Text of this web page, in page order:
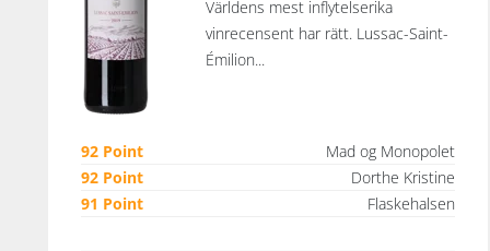
Världens mest inflytelserika
vinrecensent har rätt. Lussac-Saint-
Émilion...
92 Point
Mad og Monopolet
92 Point
Dorthe Kristine
91 Point
Flaskehalsen